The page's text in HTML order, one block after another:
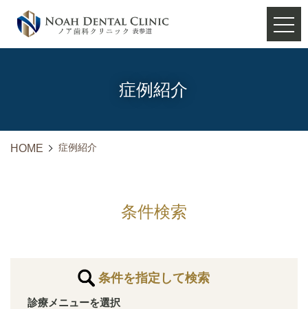
症例紹介
HOME 症例紹介
条件検索
条件を指定して検索
診療メニューを選択